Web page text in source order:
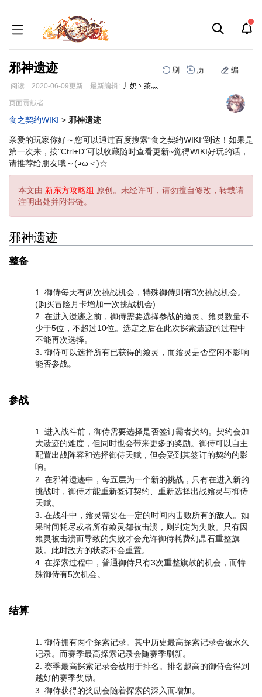
邪神遗迹 刷 历 编
阅读 2020-06-09更新 最新编辑: 丿奶丶茶灬
跳
导
航
跳
搜
索
页面贡献者 :
食之契约WIKI > 邪神遗迹
亲爱的玩家你好～您可以通过百度搜索“食之契约WIKI”到达！如果是
第一次来，按"Ctrl+D"可以收藏随时查看更新~觉得WIKI好玩的话，
请推荐给朋友哦～(◕ω＜)☆
本文由 新东方攻略组 原创。未经许可，请勿擅自修改，转载请
注明出处并附带链。
邪神遗迹
整备
御侍每天有两次挑战机会，特殊御侍则有3次挑战机会。
(购买冒险月卡增加一次挑战机会)
在进入遗迹之前，御侍需要选择参战的飨灵。飨灵数量不
少于5位，不超过10位。选定之后在此次探索遗迹的过程中
不能再次选择。
御侍可以选择所有已获得的飨灵，而飨灵是否空闲不影响
能否参战。
参战
进入战斗前，御侍需要选择是否签订霸者契约。契约会加
大遗迹的难度，但同时也会带来更多的奖励。御侍可以自主
配置出战阵容和选择御侍天赋，但会受到其签订的契约的影
响。
在邪神遗迹中，每五层为一个新的挑战，只有在进入新的
挑战时，御侍才能重新签订契约、重新选择出战飨灵与御侍
天赋。
在战斗中，飨灵需要在一定的时间内击败所有的敌人。如
果时间耗尽或者所有飨灵都被击溃，则判定为失败。只有因
飨灵被击溃而导致的失败才会允许御侍耗费幻晶石重整旗
鼓。此时敌方的状态不会重置。
在探索过程中，普通御侍只有3次重整旗鼓的机会，而特
殊御侍有5次机会。
结算
御侍拥有两个探索记录。其中历史最高探索记录会被永久
记录。而赛季最高探索记录会随赛季刷新。
赛季最高探索记录会被用于排名。排名越高的御侍会得到
越好的赛季奖励。
御侍获得的奖励会随着探索的深入而增加。